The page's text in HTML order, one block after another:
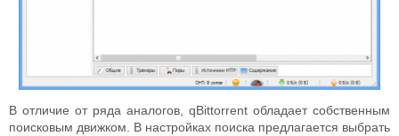
В отличие от ряда аналогов, qBittorrent обладает собственным
поисковым движком. В настройках поиска предлагается выбрать